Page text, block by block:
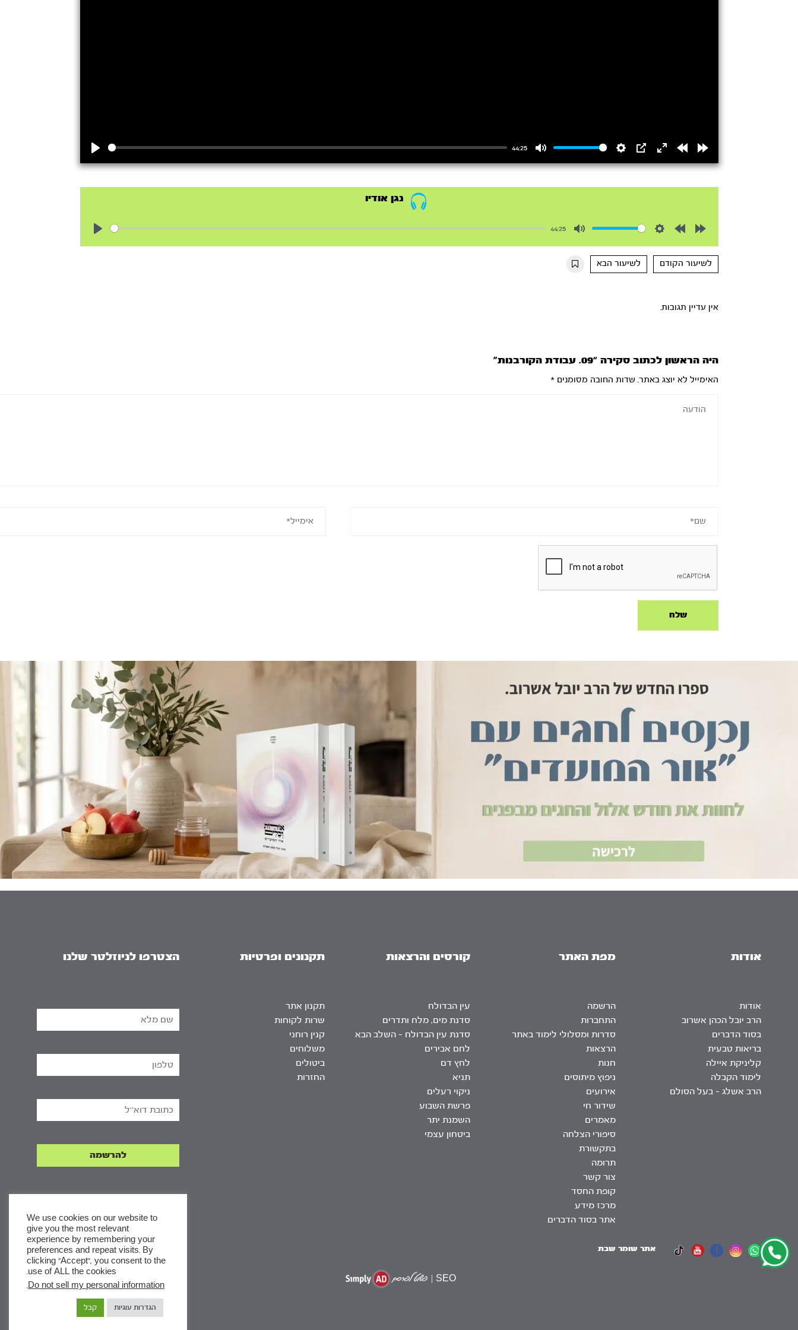
44:25
נגן אודיו
44:25
10s
10s
לשיעור הקודם
לשיעור הבא
אין עדיין תגובות.
היה הראשון לכתוב סקירה “09. עבודת הקורבנות”
האימייל לא יוצג באתר. שדות החובה מסומנים*
אודות
אודות
הרב יובל הכהן אשרוב
בסוד הדברים
בריאות טבעית
קליניקת איילה
לימוד הקבלה
הרב אשלג – בעל הסולם
מפת האתר
הרשמה
התחברות
סדרות ומסלולי לימוד באתר
הרצאות
חנות
ניפוץ מיתוסים
אירועים
שידור חי
מאמרים
סיפורי הצלחה
בתקשורת
תרומה
צור קשר
קופת החסד
מרכז מידע
אתר בסוד הדברים
קורסים והרצאות
עין הבדולח
סדנת מים, מלח ותדרים
סדנת עין הבדולח – השלב הבא
לחם אבירים
לחץ דם
תניא
ניקוי רעלים
פרשת השבוע
השמנת יתר
ביטחון עצמי
תקנונים ופרטיות
תקנון אתר
שרות לקוחות
קנין רוחני
משלוחים
ביטולים
החזרות
הצטרפו לניוזלטר שלנו
אתר שומר שבת
SEO
We use cookies on our website to
give you the most relevant
experience by remembering your
preferences and repeat visits. By
clicking “Accept”, you consent to the
use of ALL the cookies.
Do not sell my personal information
.
הגדרות עוגיות קבל
x
לסדרות
ומסלולי לימוד באתר